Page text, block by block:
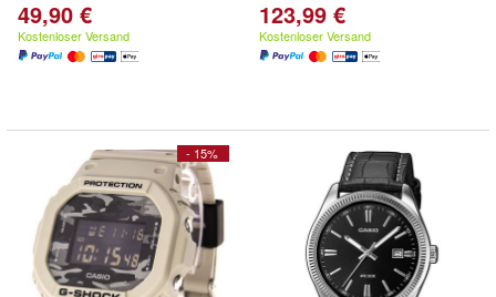
49,90 €
Kostenloser Versand
123,99 €
Kostenloser Versand
- 15%